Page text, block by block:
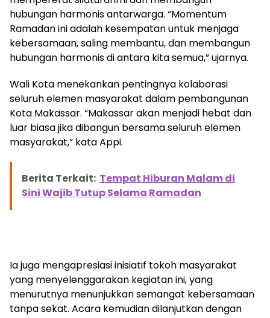
hubungan harmonis antarwarga. “Momentum
Ramadan ini adalah kesempatan untuk menjaga
kebersamaan, saling membantu, dan membangun
hubungan harmonis di antara kita semua,” ujarnya.
Wali Kota menekankan pentingnya kolaborasi
seluruh elemen masyarakat dalam pembangunan
Kota Makassar. “Makassar akan menjadi hebat dan
luar biasa jika dibangun bersama seluruh elemen
masyarakat,” kata Appi.
Berita Terkait: Tempat Hiburan Malam di
Sini Wajib Tutup Selama Ramadan
Ia juga mengapresiasi inisiatif tokoh masyarakat
yang menyelenggarakan kegiatan ini, yang
menurutnya menunjukkan semangat kebersamaan
tanpa sekat. Acara kemudian dilanjutkan dengan